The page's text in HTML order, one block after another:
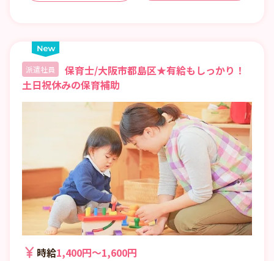
派遣社員
保育士/大阪市都島区★有給もしっかり！
土日祝休みの保育補助
時給1,400円〜1,600円